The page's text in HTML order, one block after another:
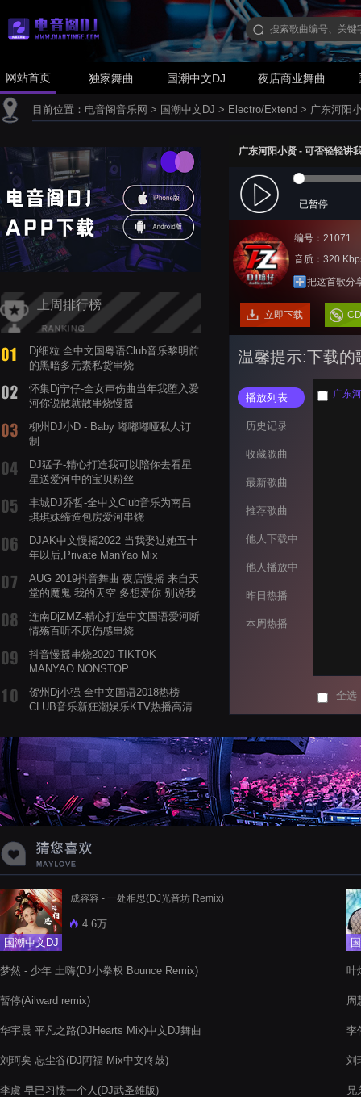
网站首页 独家舞曲 国潮中文DJ 夜店商业舞曲
目前位置： 电音阁音乐网 > 国潮中文DJ > Electro/Extend > 广东河阳
上周排行榜
Dj细粒 全中文国粤语Club音乐黎明前
的黑暗多元素私货串烧
怀集Dj宁仔-全女声伤曲当年我堕入爱
河你说散就散串烧慢摇
柳州DJ小D - Baby 嘟嘟嘟哑私人订
制
DJ猛子-精心打造我可以陪你去看星
星送爱河中的宝贝粉丝
丰城DJ乔哲-全中文Club音乐为南昌
琪琪妹缔造包房爱河串烧
DJAK中文慢摇2022 当我娶过她五十
年以后,Private ManYao Mix
AUG 2019抖音舞曲 夜店慢摇 来自天
堂的魔鬼 我的天空 多想爱你 别说我
连南DjZMZ-精心打造中文国语爱河断
情殇百听不厌伤感串烧
抖音慢摇串烧2020 TIKTOK
MANYAO NONSTOP
蝉爸爸妈妈爱存在夏天的风是想你的
声音啊
贺州Dj小强-全中文国语2018热榜
CLUB音乐新狂潮娱乐KTV热播高清
广东河阳小贤 - 可否轻轻讲
已暂停
编号：21071
音质：320
把这首歌分
立即下载
温馨提示:下载的
播放列表
历史记录
收藏歌曲
最新歌曲
推荐歌曲
他人下载中
他人播放中
昨日热播
本周热播
广东
全选
国潮中文DJ
成容容 - 一处相思(DJ光音坊 Remix)
4.6万
梦然 - 少年 土嗨(DJ小拳权 Bounce Remix)
暂停(Ailward remix)
华宇晨 平凡之路(DJHearts Mix)中文DJ舞曲
刘珂矣 忘尘谷(DJ阿福 Mix中文咚鼓)
李虞-早已习惯一个人(DJ武圣雄版)
叶
周
李
刘
兄